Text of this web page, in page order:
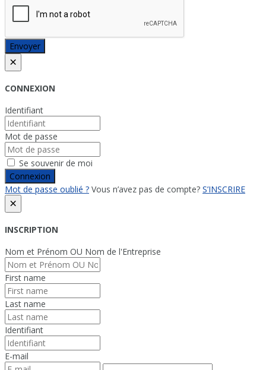
Envoyer
×
CONNEXION
Identifiant
Mot de passe
Se souvenir de moi
Connexion
Mot de passe oublié ? Vous n’avez pas de compte? S’INSCRIRE
×
INSCRIPTION
Nom et Prénom OU Nom de l'Entreprise
First name
Last name
Identifiant
E-mail